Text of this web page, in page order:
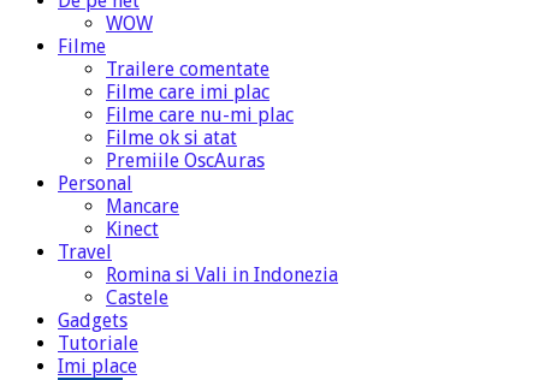
WOW
Filme
Trailere comentate
Filme care imi plac
Filme care nu-mi plac
Filme ok si atat
Premiile OscAuras
Personal
Mancare
Kinect
Travel
Romina si Vali in Indonezia
Castele
Gadgets
Tutoriale
Imi place